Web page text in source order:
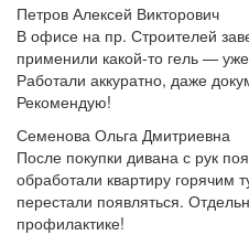
Петров Алексей Викторович
В офисе на пр. Строителей
применили какой-то гель —
Работали аккуратно, даже
Рекомендую!
Семенова Ольга Дмитриевна
После покупки дивана с рук
обработали квартиру горячим
перестали появляться.
профилактике!